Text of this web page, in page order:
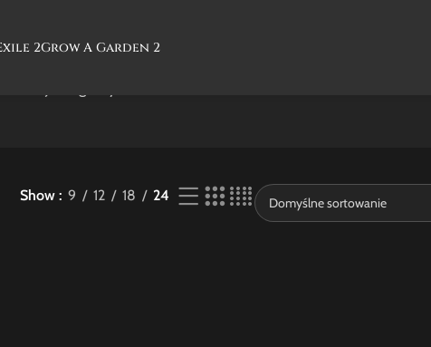
2Grow A Garden 2
Show 9 12 18 24